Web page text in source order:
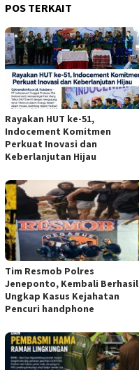
POS TERKAIT
Rayakan HUT ke-51,
Indocement Komitmen
Perkuat Inovasi dan
Keberlanjutan Hijau
Tim Resmob Polres
Jeneponto, Kembali Berhasil
Ungkap Kasus Kejahatan
Pencuri handphone